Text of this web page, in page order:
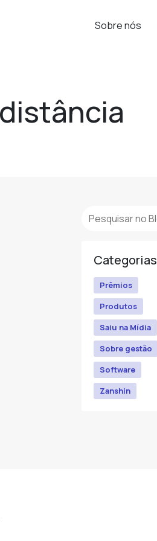
Sobre nós
Categorias
Prêmios
Produtos
Saiu na Mídia
Sobre gestão
Software
Zanshin